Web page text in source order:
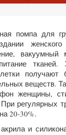
помпа для
вакуумный
тканей.
получают
веществ.
женщины,
регулярных
20-30%.
и